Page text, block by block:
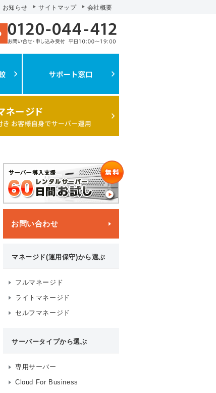
お知らせ サイトマップ 会社概要
お問い合わせ
マネージド(運用保守)から選ぶ
フルマネージド
ライトマネージド
セルフマネージド
サーバータイプから選ぶ
専用サーバー
Cloud For Business